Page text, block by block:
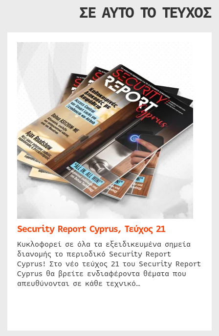
ΣΕ ΑΥΤΟ ΤΟ ΤΕΥΧΟΣ
Security Report Cyprus, Τεύχος 21
Κυκλοφορεί σε όλα τα εξειδικευμένα σημεία
διανομής το περιοδικό Security Report
Cyprus! Στο νέο τεύχος 21 του Security Report
Cyprus θα βρείτε ενδιαφέροντα θέματα που
απευθύνονται σε κάθε τεχνικό…